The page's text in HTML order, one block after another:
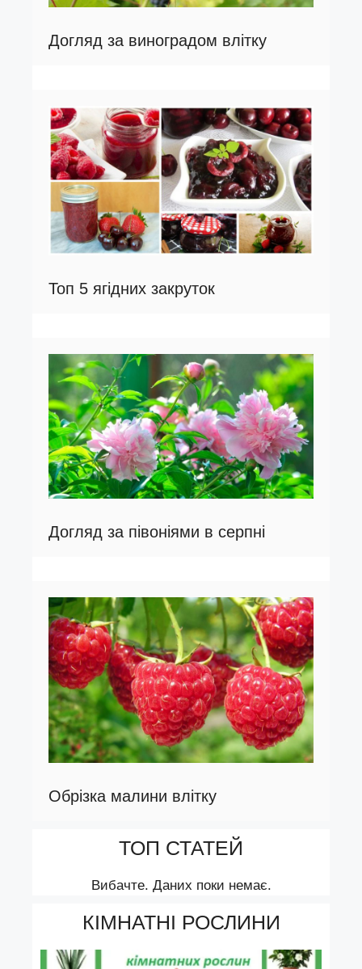
Догляд за виноградом влітку
Топ 5 ягідних закруток
Догляд за півоніями в серпні
Обрізка малини влітку
ТОП СТАТЕЙ
Вибачте. Даних поки немає.
КІМНАТНІ РОСЛИНИ